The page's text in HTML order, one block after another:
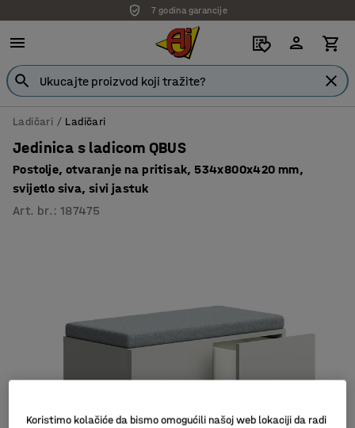
7 godina garancije
Ladičari Ladičari
Jedinica s ladicom QBUS
Postolje, otvaranje na pritisak, 534x800x420 mm,
svijetlo siva, sivi jastuk
Art. br. :187475
Koristimo kolačiće da bismo omogućili našoj web lokaciji da radi